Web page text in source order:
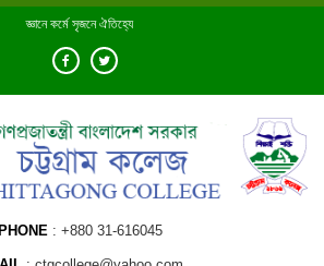
জ্ঞানে কর্মে সৃজনে ঐতিহ্যে
PHONE +880 31-616045